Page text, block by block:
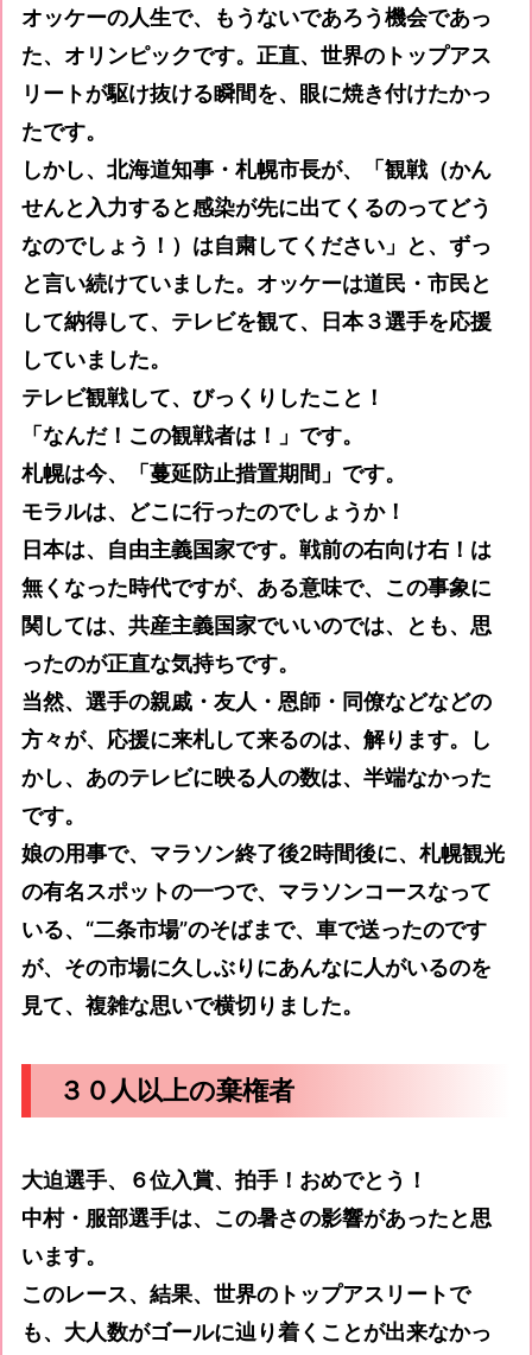
オッケーの人生で、もうないであろう機会であっ
た、オリンピックです。正直、世界のトップアス
リートが駆け抜ける瞬間を、眼に焼き付けたかっ
たです。
しかし、北海道知事・札幌市長が、「観戦（かん
せんと入力すると感染が先に出てくるのってどう
なのでしょう！）は自粛してください」と、ずっ
と言い続けていました。オッケーは道民・市民と
して納得して、テレビを観て、日本３選手を応援
していました。
テレビ観戦して、びっくりしたこと！
「なんだ！この観戦者は！」です。
札幌は今、「蔓延防止措置期間」です。
モラルは、どこに行ったのでしょうか！
日本は、自由主義国家です。戦前の右向け右！は
無くなった時代ですが、ある意味で、この事象に
関しては、共産主義国家でいいのでは、とも、思
ったのが正直な気持ちです。
当然、選手の親戚・友人・恩師・同僚などなどの
方々が、応援に来札して来るのは、解ります。し
かし、あのテレビに映る人の数は、半端なかった
です。
娘の用事で、マラソン終了後2時間後に、札幌観光
の有名スポットの一つで、マラソンコースなって
いる、“二条市場”のそばまで、車で送ったのです
が、その市場に久しぶりにあんなに人がいるのを
見て、複雑な思いで横切りました。
３０人以上の棄権者
大迫選手、６位入賞、拍手！おめでとう！
中村・服部選手は、この暑さの影響があったと思
います。
このレース、結果、世界のトップアスリートで
も、大人数がゴールに辿り着くことが出来なかっ